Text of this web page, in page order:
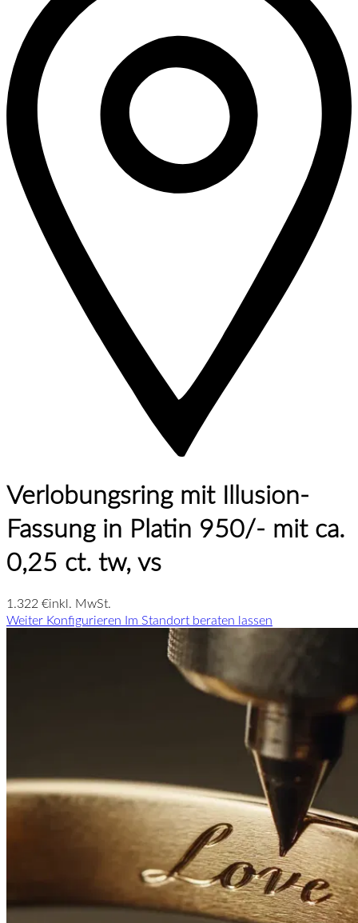
Verlobungsring mit Illusion-
Fassung in Platin 950/- mit ca.
0,25 ct. tw, vs
1.322 €inkl. MwSt.
Weiter Konfigurieren Im Standort beraten lassen